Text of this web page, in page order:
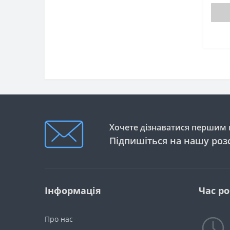
Хочете дізнаватися першим
Підпишіться на нашу
Інформація
Про нас
Час